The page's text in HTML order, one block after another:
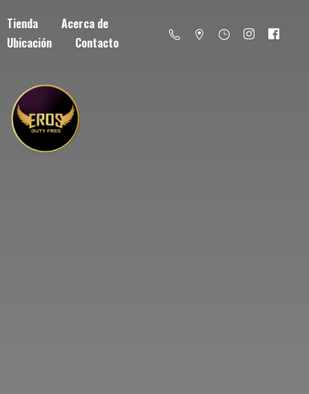
Tienda
Acerca de
Ubicación
Contacto